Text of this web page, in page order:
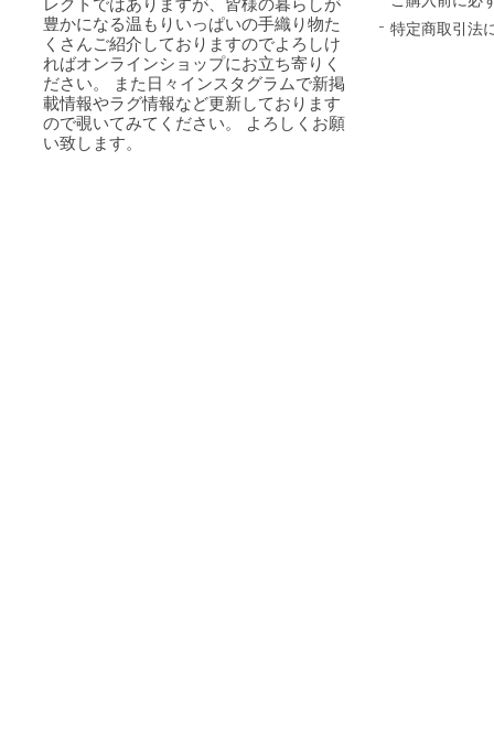
レクトではありますが、皆様の暮らしが
豊かになる温もりいっぱいの手織り物た
くさんご紹介しておりますのでよろしけ
ればオンラインショップにお立ち寄りく
ださい。 また日々インスタグラムで新掲
載情報やラグ情報など更新しております
ので覗いてみてください。 よろしくお願
い致します。
特定商取引法